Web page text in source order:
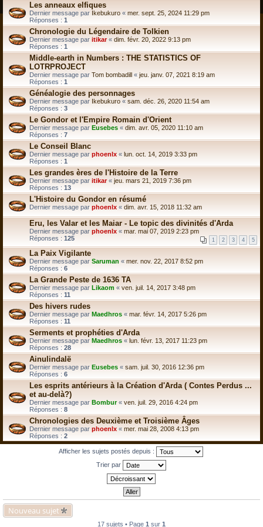
Les anneaux elfiques
Dernier message par Ikebukuro « mer. sept. 25, 2024 11:29 pm
Réponses : 1
Chronologie du Légendaire de Tolkien
Dernier message par itikar« dim. févr. 20, 2022 9:13 pm
Réponses : 1
Middle-earth in Numbers : THE STATISTICS OF
LOTRPROJECT
Dernier message par Tom bombadill « jeu. janv. 07, 2021 8:19 am
Réponses : 1
Généalogie des personnages
Dernier message par Ikebukuro « sam. déc. 26, 2020 11:54 am
Réponses : 3
Le Gondor et l'Empire Romain d'Orient
Dernier message par Eusebes « dim. avr. 05, 2020 11:10 am
Réponses : 7
Le Conseil Blanc
Dernier message par phoenlx « lun. oct. 14, 2019 3:33 pm
Réponses : 1
Les grandes ères de l'Histoire de la Terre
Dernier message par itikar« jeu. mars 21, 2019 7:36 pm
Réponses : 13
L'Histoire du Gondor en résumé
Dernier message par phoenlx « dim. avr. 15, 2018 11:32 am
Eru, les Valar et les Maiar - Le topic des divinités d'Arda
Dernier message par phoenlx « mar. mai 07, 2019 2:23 pm
Réponses : 125 1 2 3 4 5
La Paix Vigilante
Dernier message par Saruman « mer. nov. 22, 2017 8:52 pm
Réponses : 6
La Grande Peste de 1636 TA
Dernier message par Likaom « ven. juil. 14, 2017 3:48 pm
Réponses : 11
Des hivers rudes
Dernier message par Maedhros « mar. févr. 14, 2017 5:26 pm
Réponses : 11
Serments et prophéties d'Arda
Dernier message par Maedhros « lun. févr. 13, 2017 11:23 pm
Réponses : 28
Ainulindalë
Dernier message par Eusebes « sam. juil. 30, 2016 12:36 pm
Réponses : 6
Les esprits antérieurs à la Création d'Arda ( Contes Perdus ...
et au-delà?)
Dernier message par Bombur« ven. juil. 29, 2016 4:24 pm
Réponses : 8
Chronologies des Deuxième et Troisième Âges
Dernier message par phoenlx « mer. mai 28, 2008 4:13 pm
Réponses : 2
Afficher les sujets postés depuis :
Trier par
Nouveau sujet
17 sujets • Page 1 sur 1